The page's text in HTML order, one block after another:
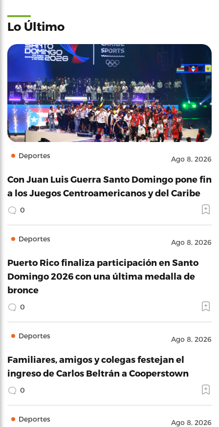
Lo Último
Deportes Ago 8, 2026
Con Juan Luis Guerra Santo Domingo pone fin
a los Juegos Centroamericanos y del Caribe
0
Deportes Ago 8, 2026
Puerto Rico finaliza participación en Santo
Domingo 2026 con una última medalla de
bronce
0
Deportes Ago 8, 2026
Familiares, amigos y colegas festejan el
ingreso de Carlos Beltrán a Cooperstown
0
Deportes Ago 8, 2026